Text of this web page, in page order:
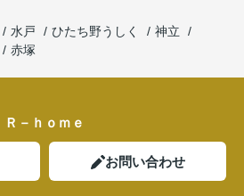
水戸 ひたち野うしく
神立
赤塚
Ｒ－ｈｏｍｅ
お問い合わせ